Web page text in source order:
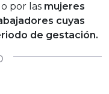
por las mujeres
cuyas
de gestación.